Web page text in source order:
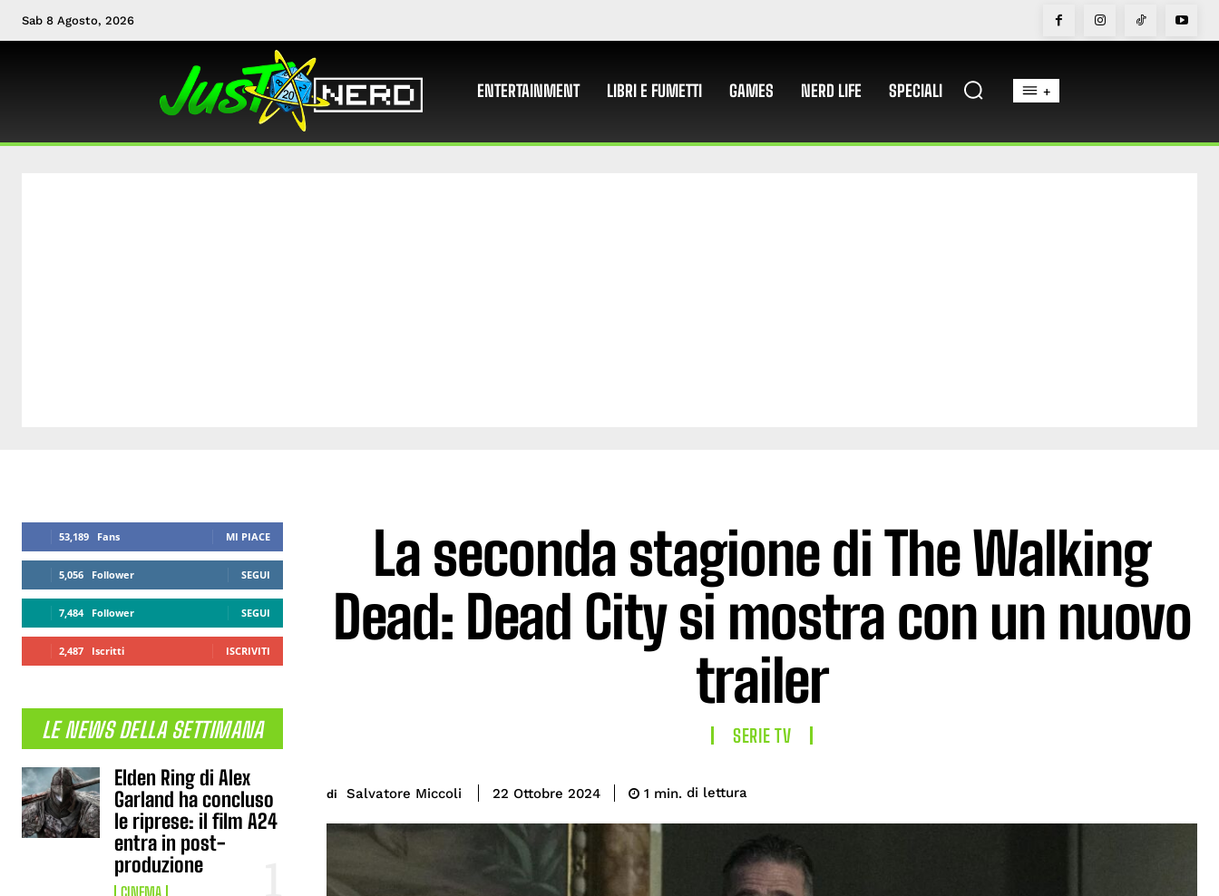
Sab 8 Agosto, 2026
ENTERTAINMENT LIBRI E FUMETTI GAMES NERD LIFE SPECIALI +
53,189 Fans MI PIACE
5,056 Follower SEGUI
7,484 Follower SEGUI
2,487 Iscritti ISCRIVITI
LE NEWS DELLA SETTIMANA
Elden Ring di Alex
Garland ha concluso
le riprese: il film A24
entra in post-
produzione
CINEMA
La seconda stagione di The Walking
Dead: Dead City si mostra con un nuovo
trailer
SERIE TV
di Salvatore Miccoli 22 Ottobre 2024 1 min. di lettura